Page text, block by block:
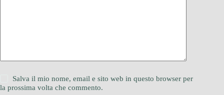
Salva il mio nome, email e sito web in questo browser per
la prossima volta che commento.